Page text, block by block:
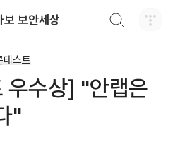
보 보안세상
스트
우수상] "안랩은
"